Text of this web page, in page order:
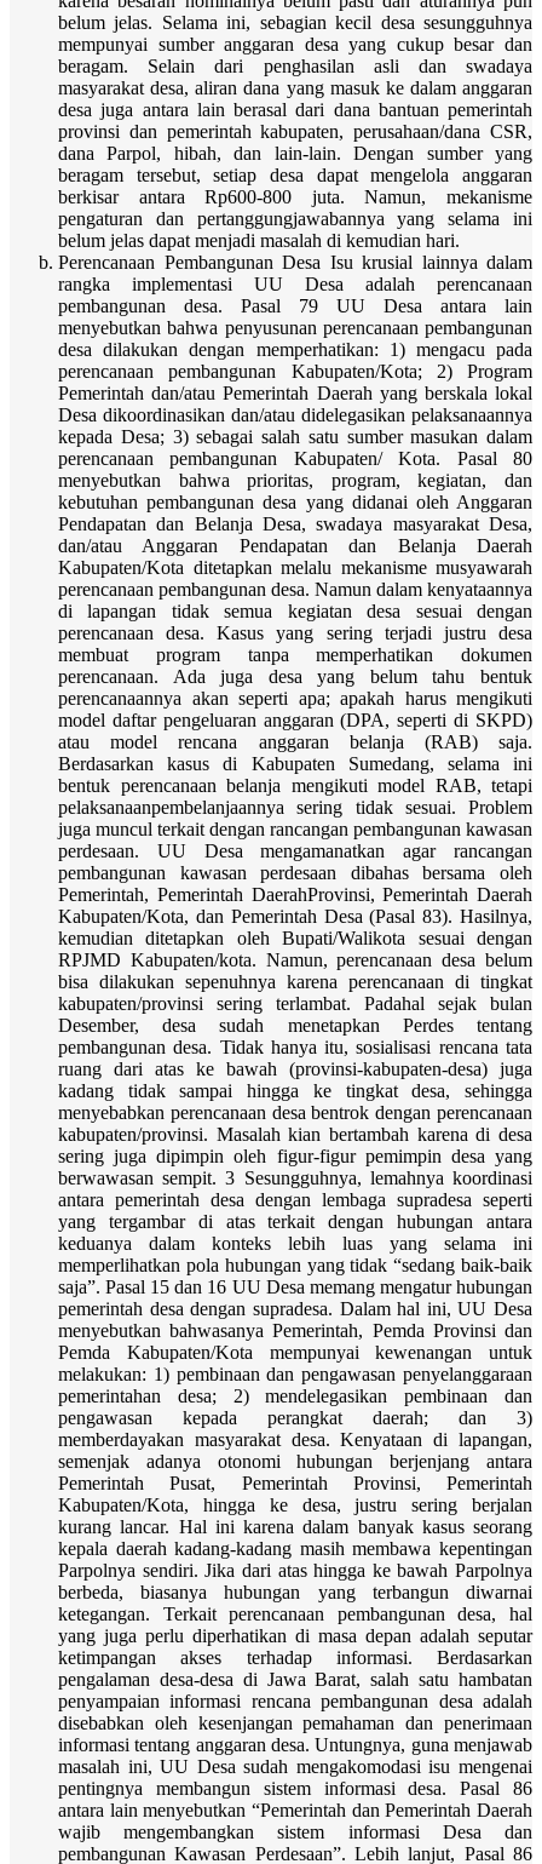
belum jelas. Selama ini, sebagian kecil desa sesungguhnya
mempunyai sumber anggaran desa yang cukup besar dan
beragam. Selain dari penghasilan asli dan swadaya
masyarakat desa, aliran dana yang masuk ke dalam anggaran
desa juga antara lain berasal dari dana bantuan pemerintah
provinsi dan pemerintah kabupaten, perusahaan/dana CSR,
dana Parpol, hibah, dan lain-lain. Dengan sumber yang
beragam tersebut, setiap desa dapat mengelola anggaran
berkisar antara Rp600-800 juta. Namun, mekanisme
pengaturan dan pertanggungjawabannya yang selama ini
belum jelas dapat menjadi masalah di kemudian hari.
Perencanaan Pembangunan Desa Isu krusial lainnya dalam
rangka implementasi UU Desa adalah perencanaan
pembangunan desa. Pasal 79 UU Desa antara lain
menyebutkan bahwa penyusunan perencanaan pembangunan
desa dilakukan dengan memperhatikan: 1) mengacu pada
perencanaan pembangunan Kabupaten/Kota; 2) Program
Pemerintah dan/atau Pemerintah Daerah yang berskala lokal
Desa dikoordinasikan dan/atau didelegasikan pelaksanaannya
kepada Desa; 3) sebagai salah satu sumber masukan dalam
perencanaan pembangunan Kabupaten/ Kota. Pasal 80
menyebutkan bahwa prioritas, program, kegiatan, dan
kebutuhan pembangunan desa yang didanai oleh Anggaran
Pendapatan dan Belanja Desa, swadaya masyarakat Desa,
dan/atau Anggaran Pendapatan dan Belanja Daerah
Kabupaten/Kota ditetapkan melalu mekanisme musyawarah
perencanaan pembangunan desa. Namun dalam kenyataannya
di lapangan tidak semua kegiatan desa sesuai dengan
perencanaan desa. Kasus yang sering terjadi justru desa
membuat program tanpa memperhatikan dokumen
perencanaan. Ada juga desa yang belum tahu bentuk
perencanaannya akan seperti apa; apakah harus mengikuti
model daftar pengeluaran anggaran (DPA, seperti di SKPD)
atau model rencana anggaran belanja (RAB) saja.
Berdasarkan kasus di Kabupaten Sumedang, selama ini
bentuk perencanaan belanja mengikuti model RAB, tetapi
pelaksanaanpembelanjaannya sering tidak sesuai. Problem
juga muncul terkait dengan rancangan pembangunan kawasan
perdesaan. UU Desa mengamanatkan agar rancangan
pembangunan kawasan perdesaan dibahas bersama oleh
Pemerintah, Pemerintah DaerahProvinsi, Pemerintah Daerah
Kabupaten/Kota, dan Pemerintah Desa (Pasal 83). Hasilnya,
kemudian ditetapkan oleh Bupati/Walikota sesuai dengan
RPJMD Kabupaten/kota. Namun, perencanaan desa belum
bisa dilakukan sepenuhnya karena perencanaan di tingkat
kabupaten/provinsi sering terlambat. Padahal sejak bulan
Desember, desa sudah menetapkan Perdes tentang
pembangunan desa. Tidak hanya itu, sosialisasi rencana tata
ruang dari atas ke bawah (provinsi-kabupaten-desa) juga
kadang tidak sampai hingga ke tingkat desa, sehingga
menyebabkan perencanaan desa bentrok dengan perencanaan
kabupaten/provinsi. Masalah kian bertambah karena di desa
sering juga dipimpin oleh figur-figur pemimpin desa yang
berwawasan sempit. 3 Sesungguhnya, lemahnya koordinasi
antara pemerintah desa dengan lembaga supradesa seperti
yang tergambar di atas terkait dengan hubungan antara
keduanya dalam konteks lebih luas yang selama ini
memperlihatkan pola hubungan yang tidak “sedang baik-baik
saja”. Pasal 15 dan 16 UU Desa memang mengatur hubungan
pemerintah desa dengan supradesa. Dalam hal ini, UU Desa
menyebutkan bahwasanya Pemerintah, Pemda Provinsi dan
Pemda Kabupaten/Kota mempunyai kewenangan untuk
melakukan: 1) pembinaan dan pengawasan penyelanggaraan
pemerintahan desa; 2) mendelegasikan pembinaan dan
pengawasan kepada perangkat daerah; dan 3)
memberdayakan masyarakat desa. Kenyataan di lapangan,
semenjak adanya otonomi hubungan berjenjang antara
Pemerintah Pusat, Pemerintah Provinsi, Pemerintah
Kabupaten/Kota, hingga ke desa, justru sering berjalan
kurang lancar. Hal ini karena dalam banyak kasus seorang
kepala daerah kadang-kadang masih membawa kepentingan
Parpolnya sendiri. Jika dari atas hingga ke bawah Parpolnya
berbeda, biasanya hubungan yang terbangun diwarnai
ketegangan. Terkait perencanaan pembangunan desa, hal
yang juga perlu diperhatikan di masa depan adalah seputar
ketimpangan akses terhadap informasi. Berdasarkan
pengalaman desa-desa di Jawa Barat, salah satu hambatan
penyampaian informasi rencana pembangunan desa adalah
disebabkan oleh kesenjangan pemahaman dan penerimaan
informasi tentang anggaran desa. Untungnya, guna menjawab
masalah ini, UU Desa sudah mengakomodasi isu mengenai
pentingnya membangun sistem informasi desa. Pasal 86
antara lain menyebutkan “Pemerintah dan Pemerintah Daerah
wajib mengembangkan sistem informasi Desa dan
pembangunan Kawasan Perdesaan”. Lebih lanjut, Pasal 86